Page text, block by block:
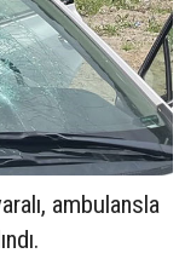
ambulansla